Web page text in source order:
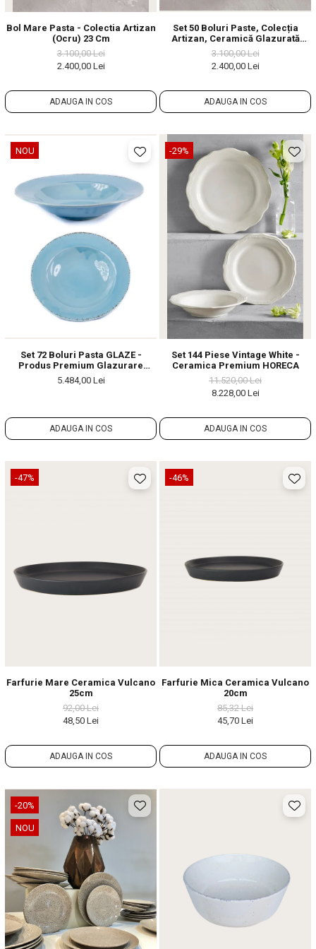
Bol Mare Pasta - Colectia Artizan
(Ocru) 23 Cm
3.100,00 Lei
2.400,00 Lei
ADAUGA IN COS
Set 50 Boluri Paste, Colecția
Artizan, Ceramică Glazurată
Manual, Horeca, Diametrul 23 Cm
3.100,00 Lei
2.400,00 Lei
ADAUGA IN COS
NOU
Set 72 Boluri Pasta GLAZE -
Produs Premium Glazurare
Inedita
5.484,00 Lei
ADAUGA IN COS
-29%
Set 144 Piese Vintage White -
Ceramica Premium HORECA
11.520,00 Lei
8.228,00 Lei
ADAUGA IN COS
-47%
Farfurie Mare Ceramica Vulcano
25cm
92,00 Lei
48,50 Lei
ADAUGA IN COS
-46%
Farfurie Mica Ceramica Vulcano
20cm
85,32 Lei
45,70 Lei
ADAUGA IN COS
-20%
NOU